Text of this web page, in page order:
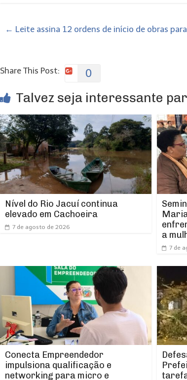
← Leite assina 12 ordens de início de obras
Share This Post:
0
Talvez seja interessante
Nível do Rio Jacuí continua
elevado em Cachoeira
7 de agosto de 2026
a
7 de
Conecta Empreendedor
impulsiona qualificação e
networking para micro e